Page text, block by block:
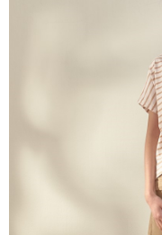
【「AFTEE先享後付」結帳
１．於結帳方式選擇「
結帳頁面，進行簡訊認證並
２．訂單成立數日內，您將
３．收到繳費通知簡訊後14
ATM／網路銀行／等多元方
※ 請注意：結帳手續完成當
購買商品的店家。未經商家
※ 交易是否成功請以「
是否繳費成功／繳費後需取
https://
每筆NT$80，滿
每筆NT$80，滿
每筆NT$80，滿